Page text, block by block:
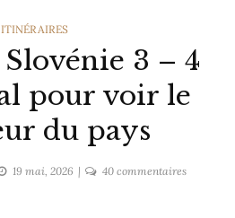
CATEGORIES
ITINÉRAIRES
3 – 4
pour voir le
du pays
19 mai, 2026 40 commentairessur